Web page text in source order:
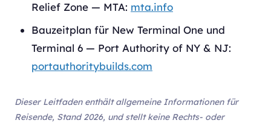
Relief Zone — MTA: mta.info
Bauzeitplan für New Terminal One und
Terminal 6 — Port Authority of NY & NJ:
portauthoritybuilds.com
Dieser Leitfaden enthält allgemeine Informationen für
Reisende, Stand 2026, und stellt keine Rechts- oder